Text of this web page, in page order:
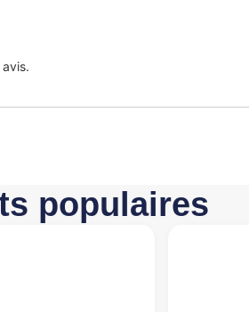
populaires